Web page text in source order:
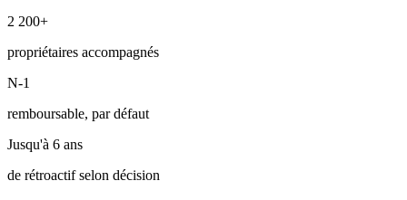
2 200+
propriétaires accompagnés
N-1
remboursable, par défaut
Jusqu'à 6 ans
de rétroactif selon décision